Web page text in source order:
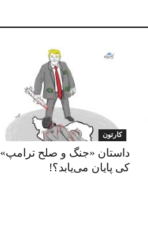
کارتون
داستان «جنگ و صلح ترامپ»
کی پایان می‌یابد؟!